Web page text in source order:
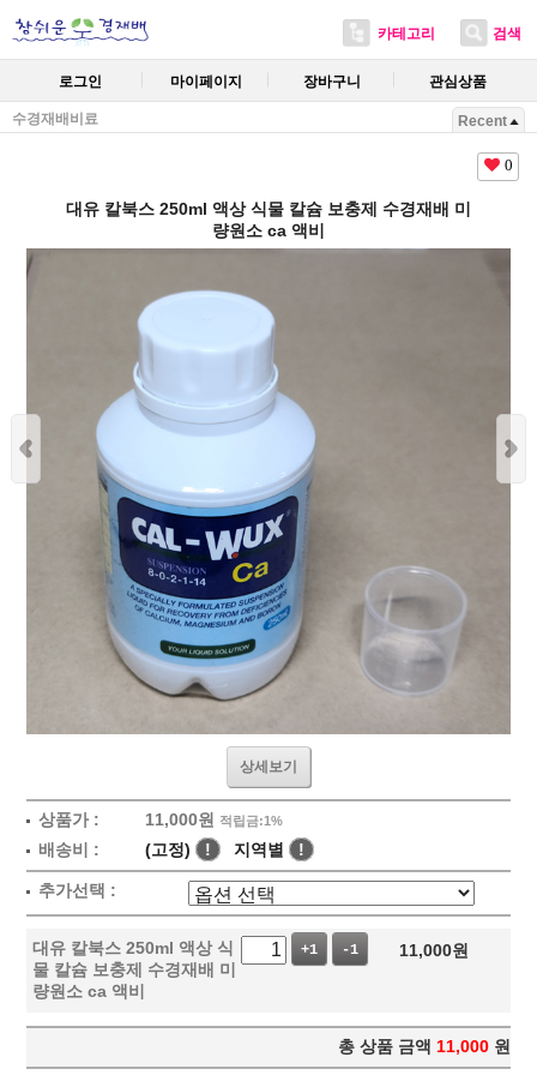
카테고리 검색
로그인 마이페이지 장바구니 관심상품
수경재배비료 Recent
0
대유 칼북스 250ml 액상 식물 칼슘 보충제 수경재배 미
량원소 ca 액비
상세보기
상품가 : 11,000원 적립금:1%
배송비 : (고정) ! 지역별 !
추가선택 :
대유 칼북스 250ml 액상 식
물 칼슘 보충제 수경재배 미
량원소 ca 액비
+1 -1 11,000원
총 상품 금액 11,000 원